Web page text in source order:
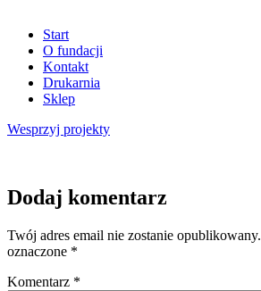
Start
O fundacji
Kontakt
Drukarnia
Sklep
Wesprzyj projekty
Dodaj komentarz
Twój adres email nie zostanie opublikowany.
oznaczone *
Komentarz *